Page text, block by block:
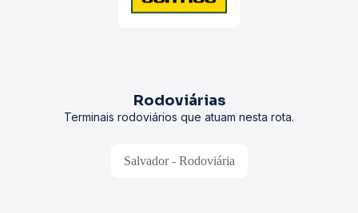
Rodoviárias
Terminais rodoviários que atuam nesta rota.
Salvador - Rodoviária